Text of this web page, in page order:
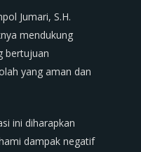
Jumari, S.H.
mendukung
bertujuan
yang aman dan
ini diharapkan
dampak negatif